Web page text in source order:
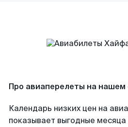
Про авиаперелеты на нашем
Календарь низких цен на
показывает выгодные